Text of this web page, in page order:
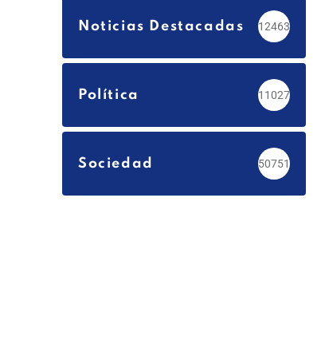
Noticias Destacadas 12463
Política 11027
Sociedad 50751